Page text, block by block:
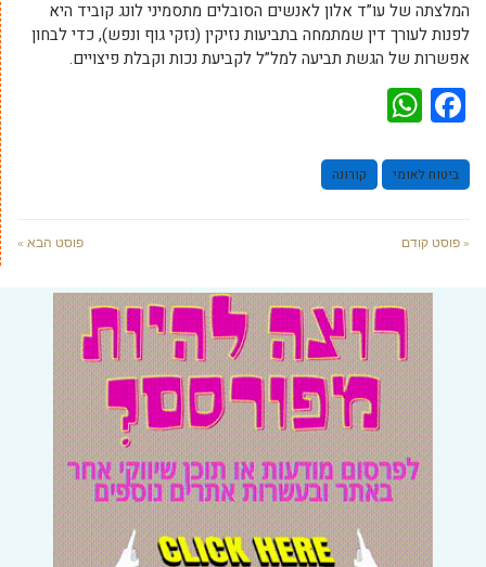
המלצתה של עו”ד אלון לאנשים הסובלים מתסמיני לונג קוביד היא
לפנות לעורך דין שמתמחה בתביעות נזיקין (נזקי גוף ונפש), כדי לבחון
אפשרות של הגשת תביעה למל”ל לקביעת נכות וקבלת פיצויים.
Facebook
ביטוח לאומי קורונה
« פוסט קודם פוסט הבא »